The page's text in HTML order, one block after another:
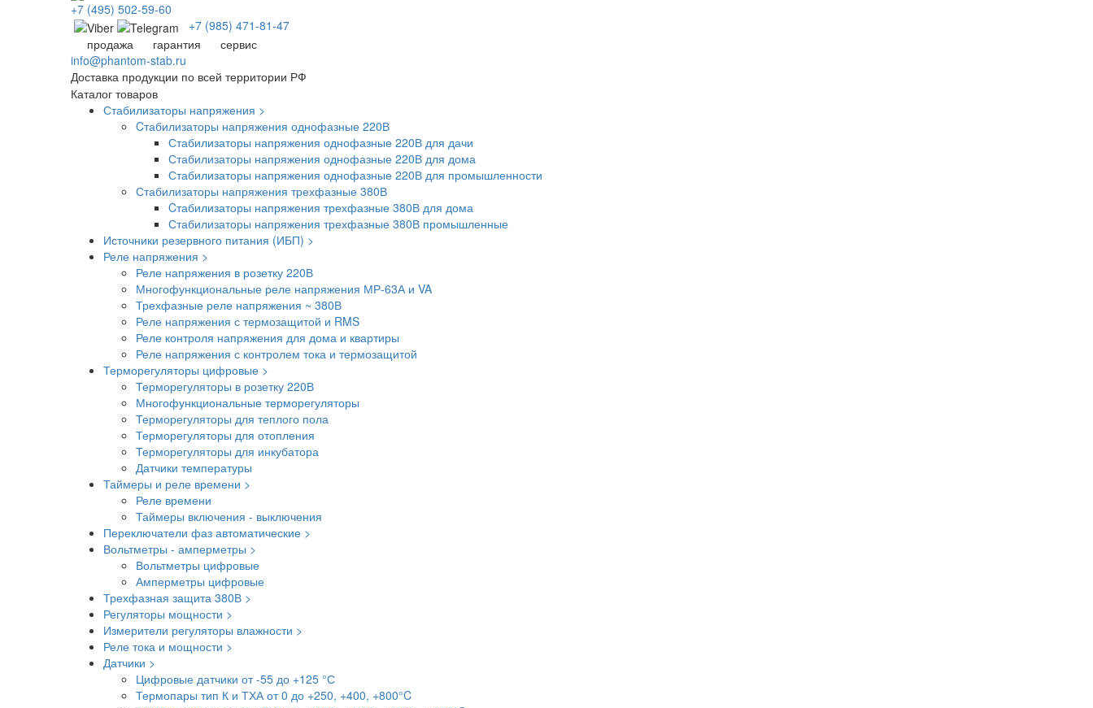
+7 (495) 502-59-60
+7 (985) 471-81-47
продажа
гарантия
сервис
info@phantom-stab.ru
Доставка продукции по всей территории РФ
Каталог товаров
Стабилизаторы напряжения >
Cтабилизаторы напряжения однофазные 220В
Стабилизаторы напряжения однофазные 220В для дачи
Стабилизаторы напряжения однофазные 220В для дома
Стабилизаторы напряжения однофазные 220В для промышленности
Стабилизаторы напряжения трехфазные 380В
Cтабилизаторы напряжения трехфазные 380В для дома
Стабилизаторы напряжения трехфазные 380В промышленные
Источники резервного питания (ИБП) >
Реле напряжения >
Реле напряжения в розетку 220В
Многофункциональные реле напряжения МР-63А и VA
Трехфазные реле напряжения ~ 380В
Реле напряжения с термозащитой и RMS
Реле контроля напряжения для дома и квартиры
Реле напряжения с контролем тока и термозащитой
Терморегуляторы цифровые >
Терморегуляторы в розетку 220В
Многофункциональные терморегуляторы
Терморегуляторы для теплого пола
Терморегуляторы для отопления
Терморегуляторы для инкубатора
Датчики температуры
Таймеры и реле времени >
Реле времени
Таймеры включения - выключения
Переключатели фаз автоматические >
Вольтметры - амперметры >
Вольтметры цифровые
Амперметры цифровые
Трехфазная защита 380В >
Регуляторы мощности >
Измерители регуляторы влажности >
Реле тока и мощности >
Датчики >
Цифровые датчики от -55 до +125 °С
Термопары тип К и ТХА от 0 до +250, +400, +800°C